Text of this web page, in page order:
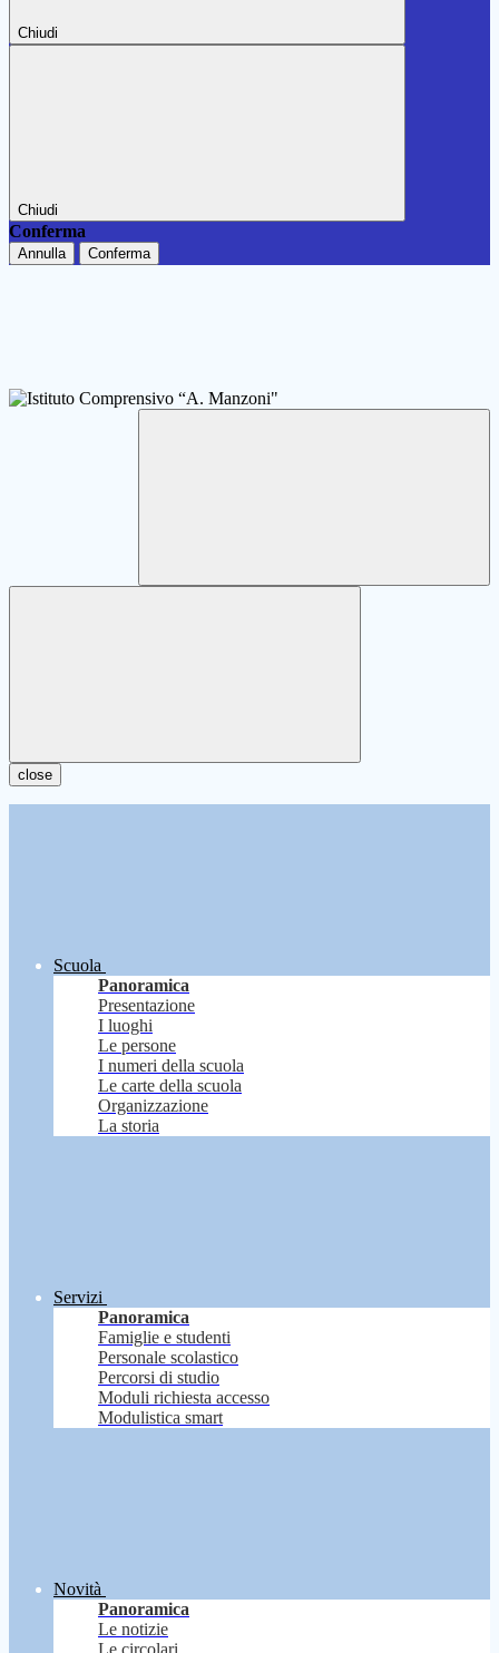
Chiudi
Chiudi
Conferma
Annulla Conferma
close
Scuola
Panoramica
Presentazione
I luoghi
Le persone
I numeri della scuola
Le carte della scuola
Organizzazione
La storia
Servizi
Panoramica
Famiglie e studenti
Personale scolastico
Percorsi di studio
Moduli richiesta accesso
Modulistica smart
Novità
Panoramica
Le notizie